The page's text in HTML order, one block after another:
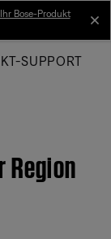
Bose-Produkt
SUPPORT
Region